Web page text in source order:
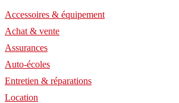
Accessoires & équipement
Achat & vente
Assurances
Auto-écoles
Entretien & réparations
Location